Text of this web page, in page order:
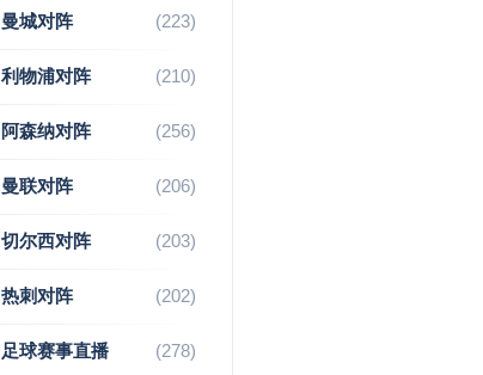
曼城对阵 (223)
利物浦对阵 (210)
阿森纳对阵 (256)
曼联对阵 (206)
切尔西对阵 (203)
热刺对阵 (202)
足球赛事直播 (278)